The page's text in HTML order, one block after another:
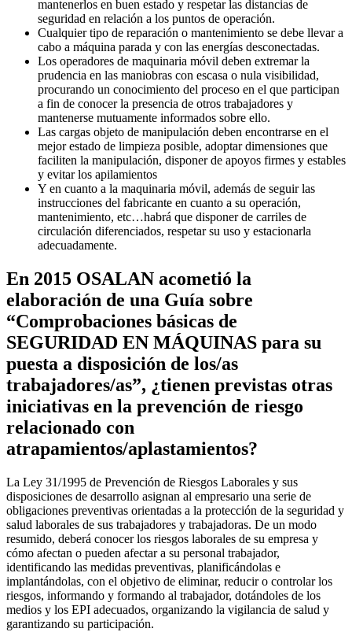
mantenerlos en buen estado y respetar las distancias de
seguridad en relación a los puntos de operación.
Cualquier tipo de reparación o mantenimiento se debe llevar a
cabo a máquina parada y con las energías desconectadas.
Los operadores de maquinaria móvil deben extremar la
prudencia en las maniobras con escasa o nula visibilidad,
procurando un conocimiento del proceso en el que participan
a fin de conocer la presencia de otros trabajadores y
mantenerse mutuamente informados sobre ello.
Las cargas objeto de manipulación deben encontrarse en el
mejor estado de limpieza posible, adoptar dimensiones que
faciliten la manipulación, disponer de apoyos firmes y estables
y evitar los apilamientos
Y en cuanto a la maquinaria móvil, además de seguir las
instrucciones del fabricante en cuanto a su operación,
mantenimiento, etc…habrá que disponer de carriles de
circulación diferenciados, respetar su uso y estacionarla
adecuadamente.
En 2015 OSALAN acometió la
elaboración de una Guía sobre
“Comprobaciones básicas de
SEGURIDAD EN MÁQUINAS para su
puesta a disposición de los/as
trabajadores/as”, ¿tienen previstas otras
iniciativas en la prevención de riesgo
relacionado con
atrapamientos/aplastamientos?
La Ley 31/1995 de Prevención de Riesgos Laborales y sus
disposiciones de desarrollo asignan al empresario una serie de
obligaciones preventivas orientadas a la protección de la seguridad y
salud laborales de sus trabajadores y trabajadoras. De un modo
resumido, deberá conocer los riesgos laborales de su empresa y
cómo afectan o pueden afectar a su personal trabajador,
identificando las medidas preventivas, planificándolas e
implantándolas, con el objetivo de eliminar, reducir o controlar los
riesgos, informando y formando al trabajador, dotándoles de los
medios y los EPI adecuados, organizando la vigilancia de salud y
garantizando su participación.